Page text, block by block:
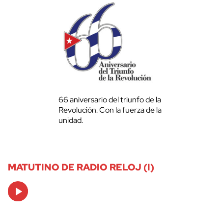
66 aniversario del triunfo de la
Revolución. Con la fuerza de la
unidad.
MATUTINO DE RADIO RELOJ (I)
Audio
Player